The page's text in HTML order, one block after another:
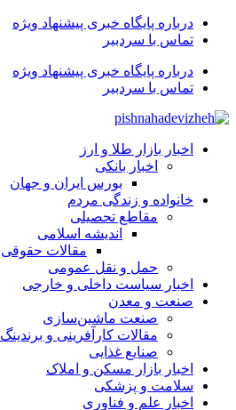
درباره پایگاه خبری پیشنهاد ویژه
تماس با سردبیر
درباره پایگاه خبری پیشنهاد ویژه
تماس با سردبیر
اخبار بازار طلا و ارز
اخبار بانکی
بورس ایران و جهان
خانواده و زندگی مردم
مقاطع تحصیلی
اندیشه اسلامی
مقالات حقوقی
حمل و نقل عمومی
اخبار سیاست داخلی و خارجی
صنعت و معدن
صنعت ماشین‌سازی
مقالات کارآفرینی و برندینگ
صنایع غذایی
اخبار بازار مسکن و املاک
سلامت و پزشکی
اخبار علم و فناوری